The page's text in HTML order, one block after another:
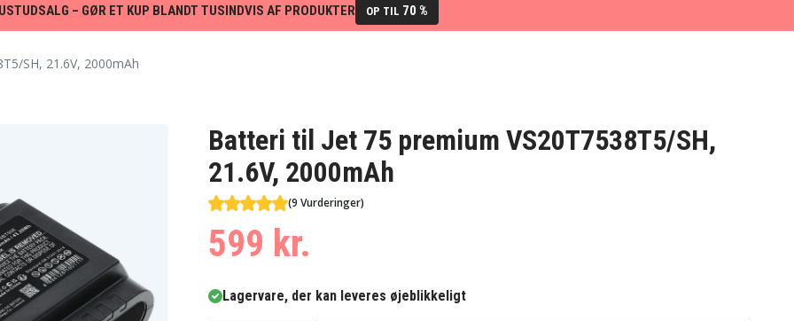
– GØR ET KUP BLANDT TUSINDVIS AF PRODUKTER OP TIL 70 %
SH, 21.6V, 2000mAh
Batteri til Jet 75 premium VS20T7538T5/SH,
21.6V, 2000mAh
(9 Vurderinger)
599 kr.
Lagervare, der kan leveres øjeblikkeligt